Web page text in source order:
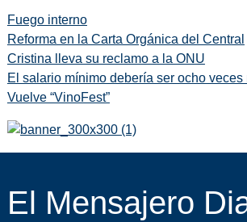
Fuego interno
Reforma en la Carta Orgánica del Central
Cristina lleva su reclamo a la ONU
El salario mínimo debería ser ocho veces
Vuelve “VinoFest”
El Mensajero